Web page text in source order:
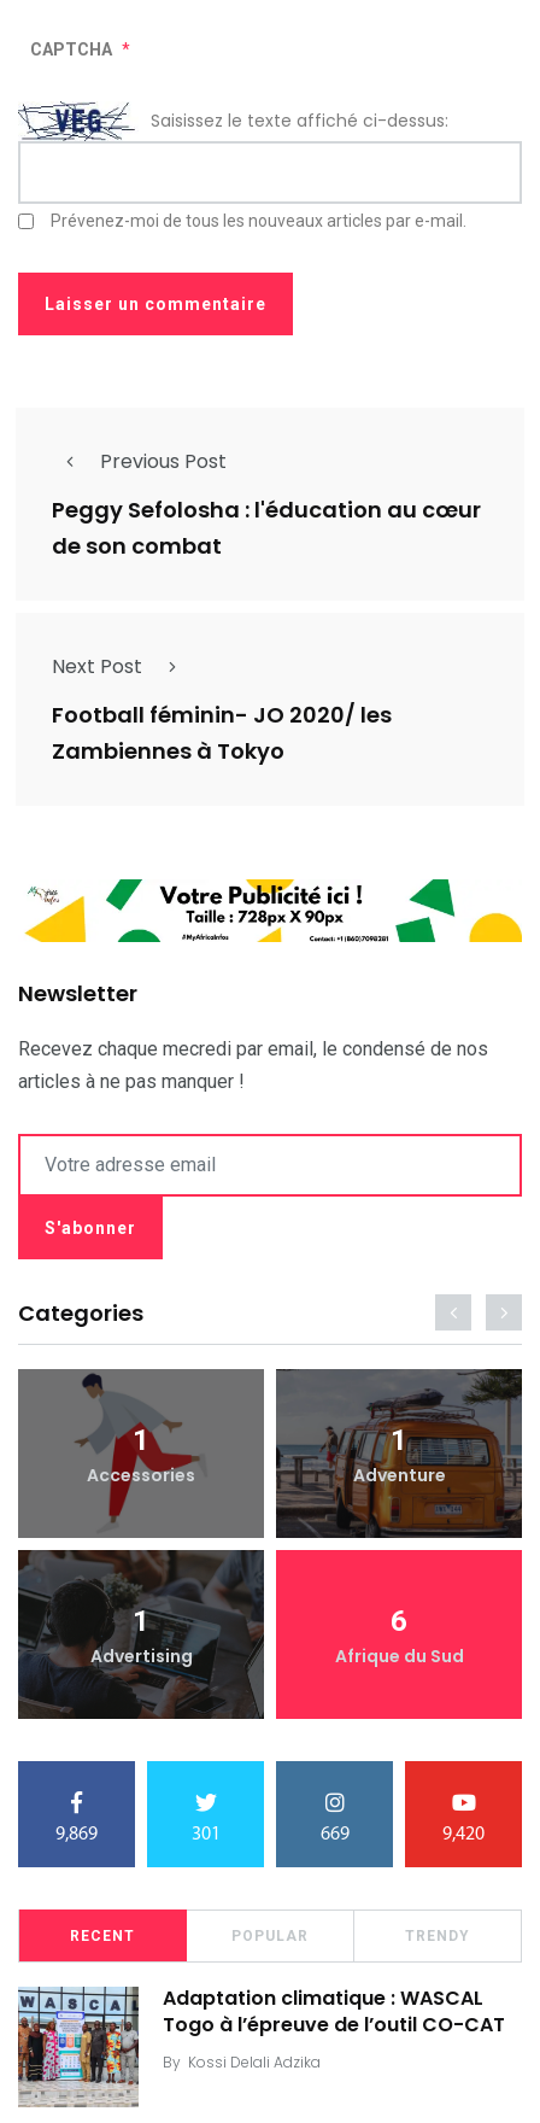
CAPTCHA *
Saisissez le texte affiché ci-dessus:
Prévenez-moi de tous les nouveaux articles par e-mail.
Previous Post
Peggy Sefolosha : l'éducation au cœur
de son combat
Next Post
Football féminin- JO 2020/ les
Zambiennes à Tokyo
Newsletter
Recevez chaque mecredi par email, le condensé de nos
articles à ne pas manquer !
Categories
1
Accessories
1
Adventure
1
Advertising
6
Afrique du Sud
9,869 301 669 9,420
RECENT POPULAR TRENDY
Adaptation climatique : WASCAL
Togo à l’épreuve de l’outil CO-CAT
By Kossi Delali Adzika